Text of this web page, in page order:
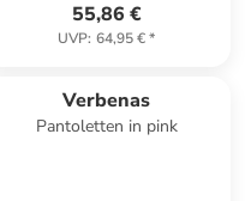
55,86 €
UVP: 64,95 €*
Verbenas
Pantoletten in pink